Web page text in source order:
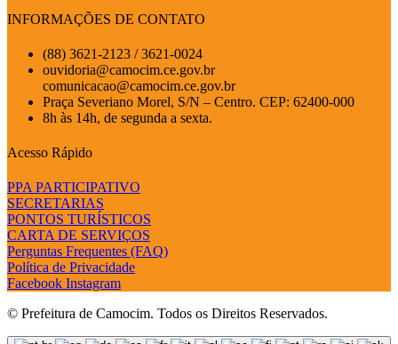
INFORMAÇÕES DE CONTATO
(88) 3621-2123 / 3621-0024
ouvidoria@camocim.ce.gov.br
comunicacao@camocim.ce.gov.br
Praça Severiano Morel, S/N – Centro. CEP: 62400-000
8h às 14h, de segunda a sexta.
Acesso Rápido
PPA PARTICIPATIVO
SECRETARIAS
PONTOS TURÍSTICOS
CARTA DE SERVIÇOS
Perguntas Frequentes (FAQ)
Política de Privacidade
Facebook Instagram
© Prefeitura de Camocim. Todos os Direitos Reservados.